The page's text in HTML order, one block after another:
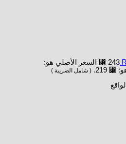
⃁243
السعر الأصلي هو:
⃁ 219. ( شامل الضريبة )